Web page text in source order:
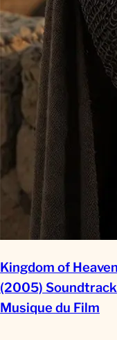
Kingdom of Heaven
(2005) Soundtrack
Musique du Film